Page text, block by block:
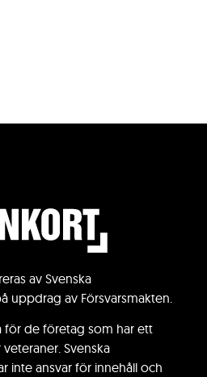
av Svenska
uppdrag av Försvarsmakten.
för de företag som har ett
Svenska
inte ansvar för innehåll och